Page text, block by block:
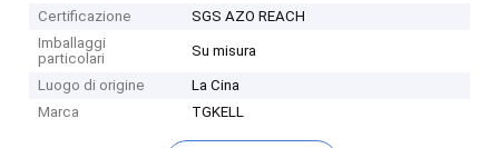
Certificazione
SGS AZO REACH
Imballaggi
particolari
Su misura
Luogo di origine
La Cina
Marca
TGKELL